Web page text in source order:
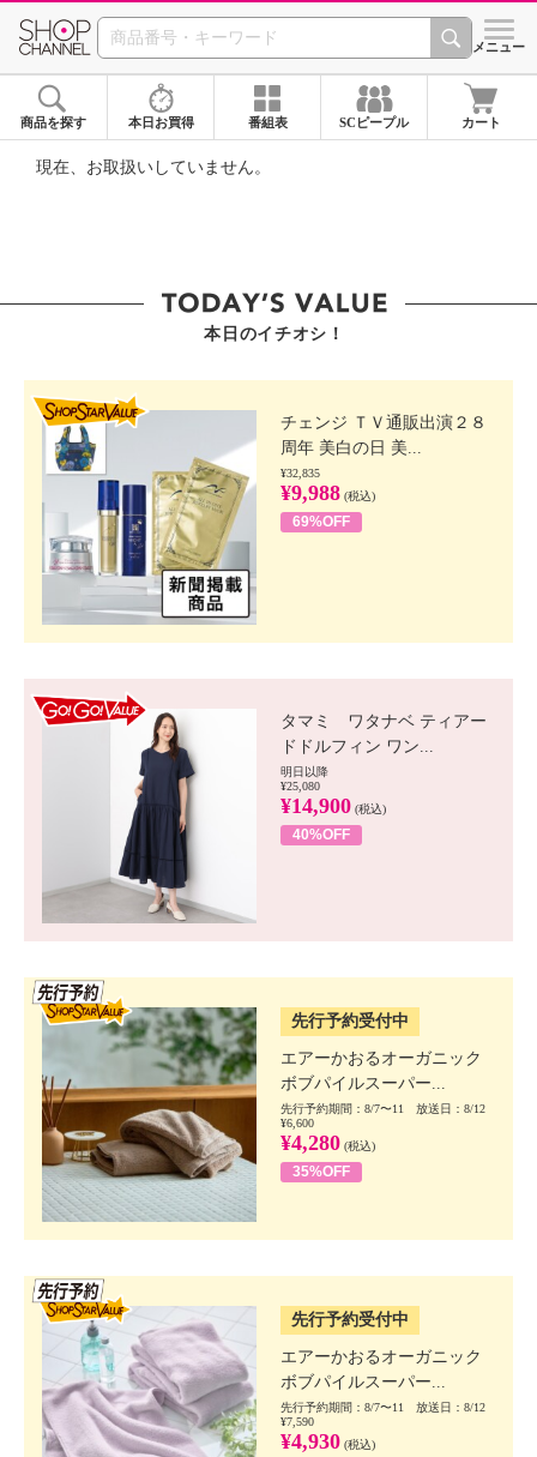
SHOP CHANNEL ショッ
メニュー
商品を探す 本日お買得 番組表 SCピープル カート
現在、お取扱いしていません。
本日のイチオシ！
チェンジ ＴＶ通販出演２８
周年 美白の日 美...
¥32,835
¥9,988 (税込)
69%OFF
タマミ ワタナベ ティアー
ドドルフィン ワン...
明日以降
¥25,080
¥14,900 (税込)
40%OFF
先行予約受付中
エアーかおるオーガニック
ボブパイルスーパー...
先行予約期間：8/7〜11 放送日：8/12
¥6,600
¥4,280 (税込)
35%OFF
先行予約受付中
エアーかおるオーガニック
ボブパイルスーパー...
先行予約期間：8/7〜11 放送日：8/12
¥7,590
¥4,930 (税込)